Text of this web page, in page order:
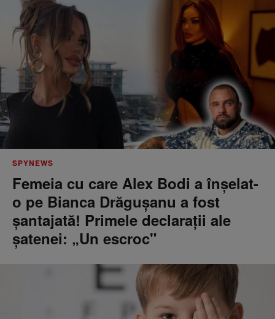
SPYNEWS
Femeia cu care Alex Bodi a înșelat-
o pe Bianca Drăgușanu a fost
șantajată! Primele declarații ale
șatenei: „Un escroc"